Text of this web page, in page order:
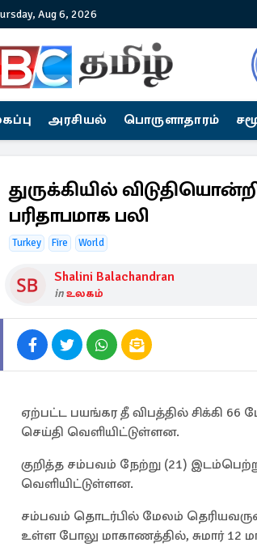
Aug 6, 2026
அரசியல் பொருளாதாரம்
துருக்கியில்
பரிதாபமாக பலி
Turkey Fire World
Shalini Balachandran
inஉலகம்
ஏற்பட்ட பயங்கர தீ விபத்தில் சிக்கி
செய்தி வெளியிட்டுள்ளன.
குறித்த சம்பவம் நேற்று (21)
வெளியிட்டுள்ளன.
சம்பவம் தொடர்பில் மேலம்
உள்ள போலு மாகாணத்தில், சுமார் 12